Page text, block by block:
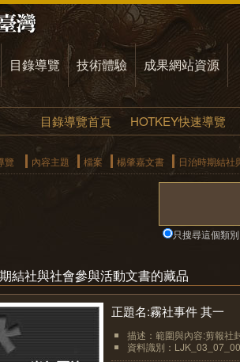
目錄導覽 技術體驗 成果網站資源
目錄導覽首頁 HOTKEY快速導覽
覽 內容主題 檔案 楊肇嘉文書 日治時期結社
只搜尋這個類別
結社與社會參與活動文書的藏品
正題名:霧社事件 其一
描述：範圍與內容:剪報社
資料識別：